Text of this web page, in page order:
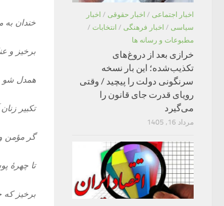
خندان به
برخیز و
همدل شو
تکبیر زنان
گر مؤمن
تا چهرۀ
برخیز که
اخبار اجتماعی / اخبار حقوقی / اخبار
سیاسی / اخبار فرهنگی / انتخابات /
مطبوعات و رسانه ها
خرازی بعد از دروغ‌های
تکذیب‌شده؛ این بار نسخه
سرنگونی دولت را پیچید / وقتی
رویای قدرت جای قانون را
می‌گیرد
مرداد 16, 1405